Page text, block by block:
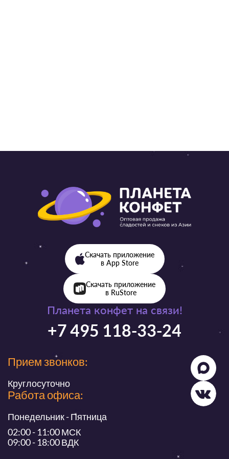
Планета конфет на связи!
+7 495 118-33-24
Прием звонков:
Круглосуточно
Работа офиса:
Понедельник - Пятница
02:00 - 11:00 МСК
09:00 - 18:00 ВДК
Скачать приложение
в App Store
Скачать приложение
в RuStore